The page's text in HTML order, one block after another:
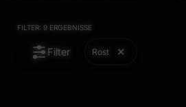
FILTER: 9 ERGEBNISSE
Filter Rost